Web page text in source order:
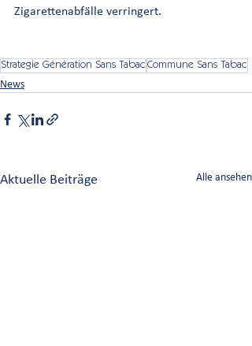
Zigarettenabfälle verringert.
Strategie Génération Sans Tabac Commune Sans Tabac
News
Aktuelle Beiträge Alle ansehen